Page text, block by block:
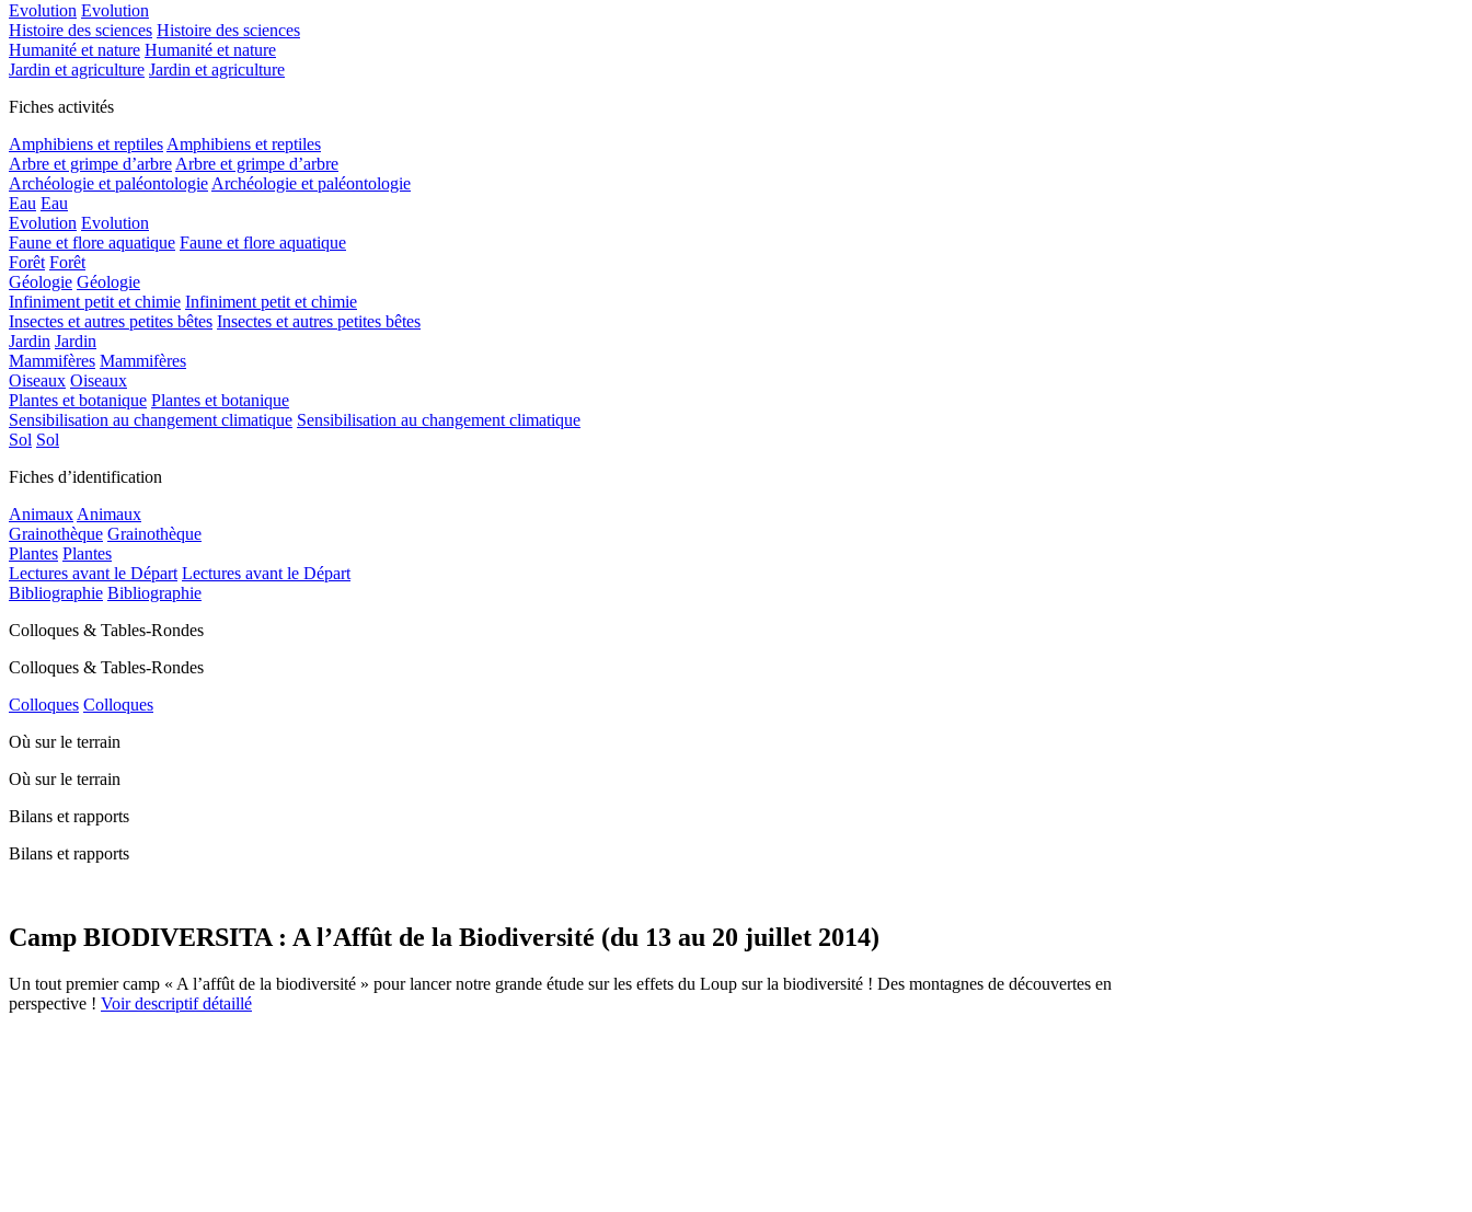
Evolution Evolution
Histoire des sciences Histoire des sciences
Humanité et nature Humanité et nature
Jardin et agriculture Jardin et agriculture
Fiches activités
Amphibiens et reptiles Amphibiens et reptiles
Arbre et grimpe d’arbre Arbre et grimpe d’arbre
Archéologie et paléontologie Archéologie et paléontologie
Eau Eau
Evolution Evolution
Faune et flore aquatique Faune et flore aquatique
Forêt Forêt
Géologie Géologie
Infiniment petit et chimie Infiniment petit et chimie
Insectes et autres petites bêtes Insectes et autres petites bêtes
Jardin Jardin
Mammifères Mammifères
Oiseaux Oiseaux
Plantes et botanique Plantes et botanique
Sensibilisation au changement climatique Sensibilisation au changement climatique
Sol Sol
Fiches d’identification
Animaux Animaux
Grainothèque Grainothèque
Plantes Plantes
Lectures avant le Départ Lectures avant le Départ
Bibliographie Bibliographie
Colloques & Tables-Rondes
Colloques & Tables-Rondes
Colloques Colloques
Où sur le terrain
Où sur le terrain
Bilans et rapports
Bilans et rapports
Camp BIODIVERSITA : A l’Affût de la Biodiversité (du 13 au 20 juillet 2014)
Un tout premier camp « A l’affût de la biodiversité » pour lancer notre grande étude sur les effets du Loup sur la biodiversité ! Des montagnes de découvertes en
perspective ! Voir descriptif détaillé